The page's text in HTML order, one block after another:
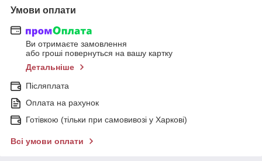
Умови оплати
Ви отримаєте замовлення
або гроші повернуться на вашу картку
Детальніше
Післяплата
Оплата на рахунок
Готівкою (тільки при самовивозі у Харкові)
Всі умови оплати